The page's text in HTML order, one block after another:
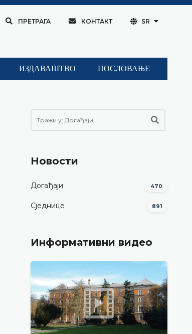
ПРЕТРАГА КОНТАКТ SR
ИЗДАВАШТВО ПОСЛОВАЊЕ
Новости
Догађаји 470
Сједнице 891
Информативни видео